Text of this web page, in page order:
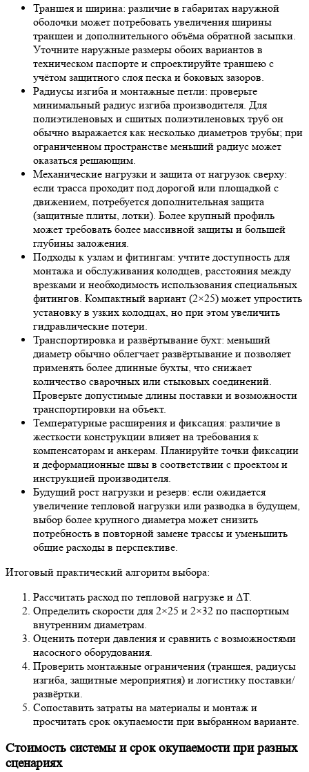
Траншея и ширина: различие в габаритах наружной
оболочки может потребовать увеличения ширины
траншеи и дополнительного объёма обратной засыпки.
Уточните наружные размеры обоих вариантов в
техническом паспорте и спроектируйте траншею с
учётом защитного слоя песка и боковых зазоров.
Радиусы изгиба и монтажные петли: проверьте
минимальный радиус изгиба производителя. Для
полиэтиленовых и сшитых полиэтиленовых труб он
обычно выражается как несколько диаметров трубы; при
ограниченном пространстве меньший радиус может
оказаться решающим.
Механические нагрузки и защита от нагрузок сверху:
если трасса проходит под дорогой или площадкой с
движением, потребуется дополнительная защита
(защитные плиты, лотки). Более крупный профиль
может требовать более массивной защиты и большей
глубины заложения.
Подходы к узлам и фитингам: учтите доступность для
монтажа и обслуживания колодцев, расстояния между
врезками и необходимость использования специальных
фитингов. Компактный вариант (2×25) может упростить
установку в узких колодцах, но при этом увеличить
гидравлические потери.
Транспортировка и развёртывание бухт: меньший
диаметр обычно облегчает развёртывание и позволяет
применять более длинные бухты, что снижает
количество сварочных или стыковых соединений.
Проверьте допустимые длины поставки и возможности
транспортировки на объект.
Температурные расширения и фиксация: различие в
жесткости конструкции влияет на требования к
компенсаторам и анкерам. Планируйте точки фиксации
и деформационные швы в соответствии с проектом и
инструкцией производителя.
Будущий рост нагрузки и резерв: если ожидается
увеличение тепловой нагрузки или разводка в будущем,
выбор более крупного диаметра может снизить
потребность в повторной замене трассы и уменьшить
общие расходы в перспективе.
Итоговый практический алгоритм выбора:
Рассчитать расход по тепловой нагрузке и ΔT.
Определить скорости для 2×25 и 2×32 по паспортным
внутренним диаметрам.
Оценить потери давления и сравнить с возможностями
насосного оборудования.
Проверить монтажные ограничения (траншея, радиусы
изгиба, защитные мероприятия) и логистику поставки/
развёртки.
Сопоставить затраты на материалы и монтаж и
просчитать срок окупаемости при выбранном варианте.
Стоимость системы и срок окупаемости при разных
сценариях